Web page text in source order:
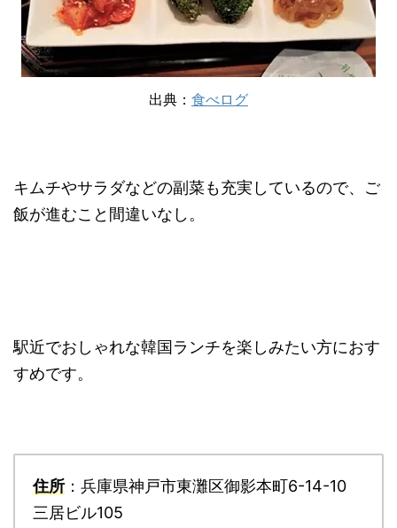
出典： 食べログ
キムチやサラダなどの副菜も充実しているので、ご
飯が進むこと間違いなし。
駅近でおしゃれな韓国ランチを楽しみたい方におす
すめです。
住所 ：兵庫県神戸市東灘区御影本町6-14-10
三居ビル105